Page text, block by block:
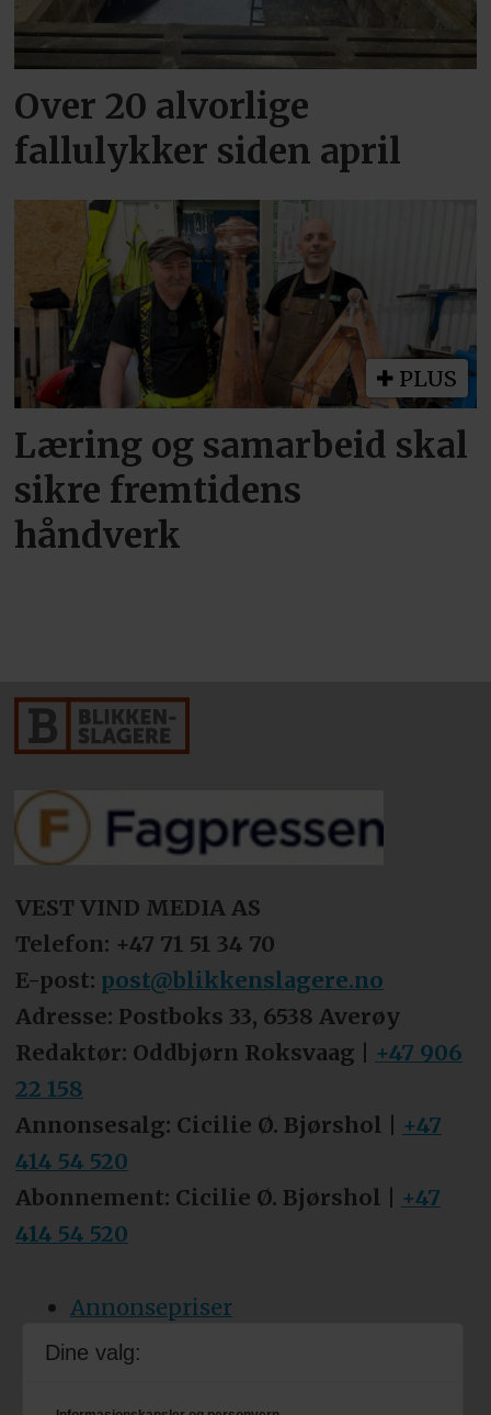
Over 20 alvorlige
fallulykker siden april
PLUS
Læring og samarbeid skal
sikre fremtidens
håndverk
VEST VIND MEDIA AS
Telefon: +47 71 51 34 70
E-post: post@blikkenslagere.no
Adresse: Postboks 33, 6538 Averøy
Redaktør: Oddbjørn Roksvaag | +47 906
22 158
Annonsesalg: Cicilie Ø. Bjørshol | +47
414 54 520
Abonnement: Cicilie Ø. Bjørshol | +47
414 54 520
Annonsepriser
Tips oss
Dine valg: